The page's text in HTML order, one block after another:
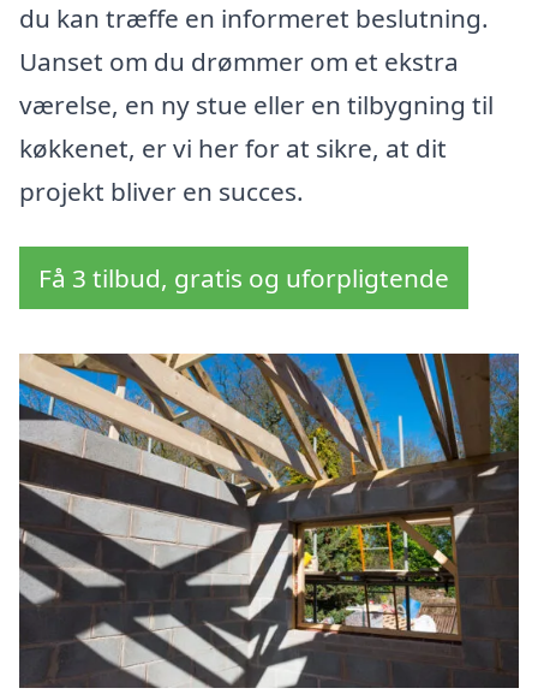
du kan træffe en informeret beslutning.
Uanset om du drømmer om et ekstra
værelse, en ny stue eller en tilbygning til
køkkenet, er vi her for at sikre, at dit
projekt bliver en succes.
Få 3 tilbud, gratis og uforpligtende